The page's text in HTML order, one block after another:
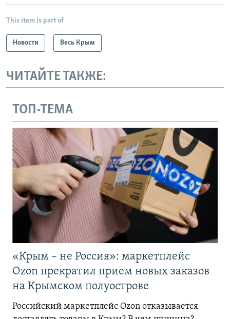
This item is part of
Новости Весь Крым
ЧИТАЙТЕ ТАКЖЕ:
ТОП-ТЕМА
«Крым – не Россия»: маркетплейс
Ozon прекратил прием новых заказов
на Крымском полуострове
Российский маркетплейс Ozon отказывается